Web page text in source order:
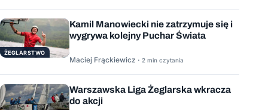
ŻEGLARSTWO
Kamil Manowiecki nie zatrzymuje się i
wygrywa kolejny Puchar Świata
Maciej Frąckiewicz · 2 min czytania
Warszawska Liga Żeglarska wkracza
do akcji